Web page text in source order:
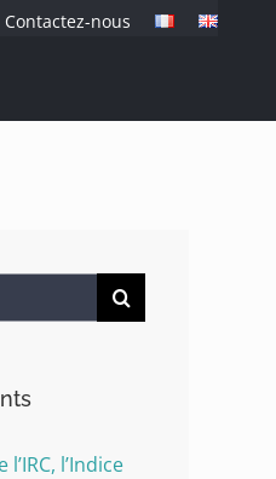
Contactez-nous
l’IRC, l’Indice